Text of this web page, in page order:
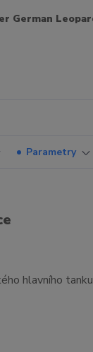
German
Parametry
hlavního